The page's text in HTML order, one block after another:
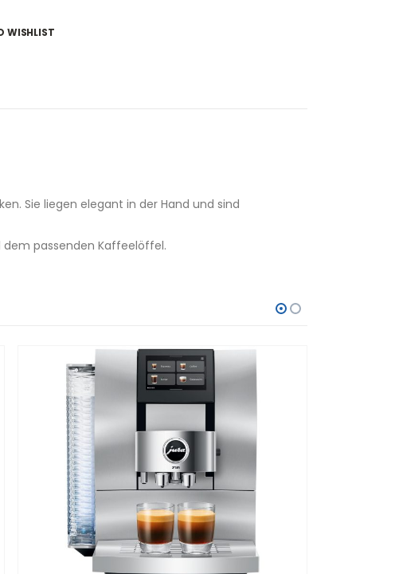
WISHLIST
Sie liegen elegant in der Hand und sind
dem passenden Kaffeelöffel.